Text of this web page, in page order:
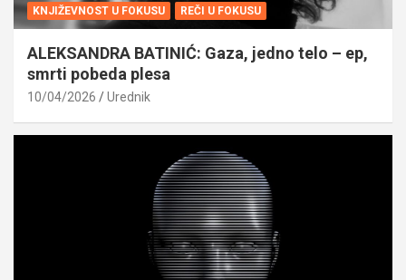
KNJIŽEVNOST U FOKUSU REČI U FOKUSU
ALEKSANDRA BATINIĆ: Gaza, jedno telo – ep,
smrti pobeda plesa
10/04/2026 Urednik